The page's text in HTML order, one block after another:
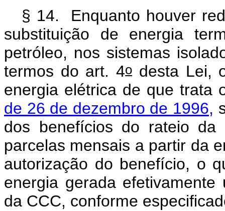
§ 14. Enquanto houver
substituição de energia
petróleo, nos sistemas
termos do art. 4odesta Lei,
energia elétrica de que trata
de 26 de dezembro de 1996,
dos benefícios do rateio da
parcelas mensais a partir da
autorização do benefício, o
energia gerada
da CCC, conforme